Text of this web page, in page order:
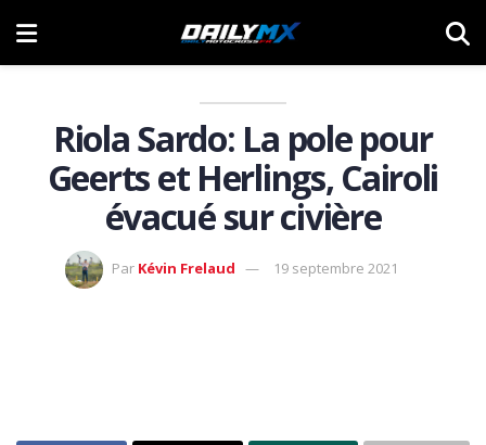
Riola Sardo: La pole pour
Geerts et Herlings, Cairoli
évacué sur civière
Par Kévin Frelaud 19 septembre 2021